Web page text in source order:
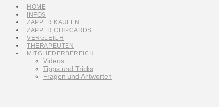
HOME
INFOS
ZAPPER KAUFEN
ZAPPER CHIPCARDS
VERGLEICH
THERAPEUTEN
MITGLIEDERBEREICH
Videos
Tipps und Tricks
Fragen und Antworten